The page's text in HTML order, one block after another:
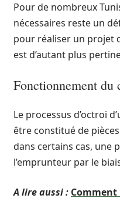
Pour de nombreux
nécessaires reste un
pour réaliser un projet
est d’autant plus
Fonctionnement
Le processus d’octroi
être constitué de
dans certains cas, une
l’emprunteur par le
A lire aussi : Comment